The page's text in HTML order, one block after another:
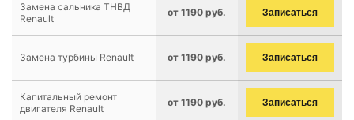
Замена сальника ТНВД
Renault
от 1190 руб. Записаться
Замена турбины Renault от 1190 руб. Записаться
Капитальный ремонт
двигателя Renault
от 1190 руб. Записаться